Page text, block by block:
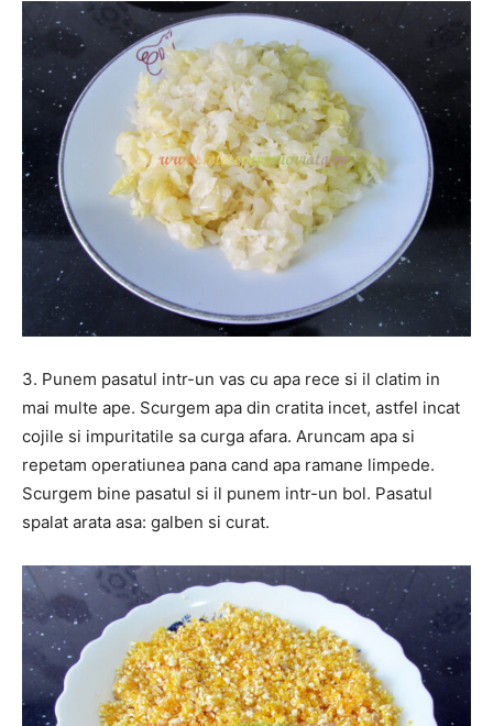
3. Punem pasatul intr-un vas cu apa rece si il clatim in
mai multe ape. Scurgem apa din cratita incet, astfel incat
cojile si impuritatile sa curga afara. Aruncam apa si
repetam operatiunea pana cand apa ramane limpede.
Scurgem bine pasatul si il punem intr-un bol. Pasatul
spalat arata asa: galben si curat.